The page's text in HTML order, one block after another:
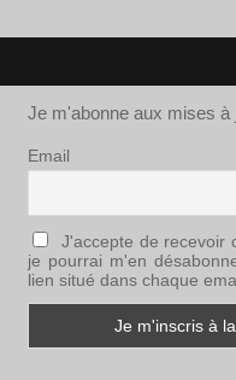
Je m'abonne aux mises à
Email
J'accepte de recevoir
je pourrai m'en
lien situé dans chaque